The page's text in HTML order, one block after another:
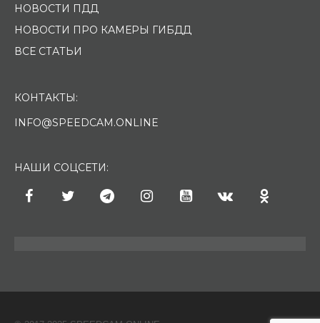
НОВОСТИ ПДД
НОВОСТИ ПРО КАМЕРЫ ГИБДД
ВСЕ СТАТЬИ
КОНТАКТЫ:
INFO@SPEEDCAM.ONLINE
НАШИ СОЦСЕТИ: